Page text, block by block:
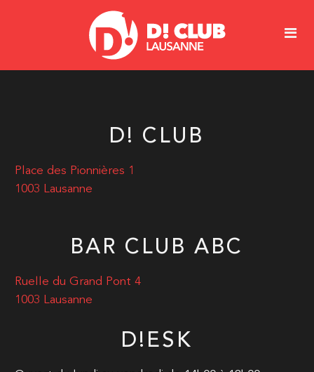
D! CLUB
Place des Pionnières 1
1003 Lausanne
BAR CLUB ABC
Ruelle du Grand Pont 4
1003 Lausanne
D!ESK